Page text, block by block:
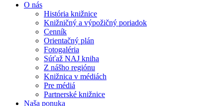
O nás
História knižnice
Knižničný a výpožičný poriadok
Cenník
Orientačný plán
Fotogaléria
Súťaž NAJ kniha
Z nášho regiónu
Knižnica v médiách
Pre médiá
Partnerské knižnice
Naša ponuka